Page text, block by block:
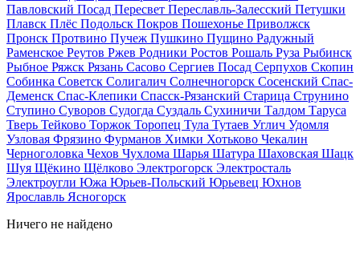
Павловский Посад Пересвет Переславль-Залесский Петушки
Плавск Плёс Подольск Покров Пошехонье Приволжск
Пронск Протвино Пучеж Пушкино Пущино Радужный
Раменское Реутов Ржев Родники Ростов Рошаль Руза Рыбинск
Рыбное Ряжск Рязань Сасово Сергиев Посад Серпухов Скопин
Собинка Советск Солигалич Солнечногорск Сосенский Спас-
Деменск Спас-Клепики Спасск-Рязанский Старица Струнино
Ступино Суворов Судогда Суздаль Сухиничи Талдом Таруса
Тверь Тейково Торжок Торопец Тула Тутаев Углич Удомля
Узловая Фрязино Фурманов Химки Хотьково Чекалин
Черноголовка Чехов Чухлома Шарья Шатура Шаховская Шацк
Шуя Щёкино Щёлково Электрогорск Электросталь
Электроугли Южа Юрьев-Польский Юрьевец Юхнов
Ярославль Ясногорск
Ничего не найдено